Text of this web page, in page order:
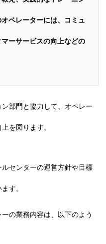
ペレーターには、コミュ
ーサービスの向上などの
部門と協力 して、オペレー
を図ります。
センターの運営方針や目標
す。
の業務内容は、以下のよう